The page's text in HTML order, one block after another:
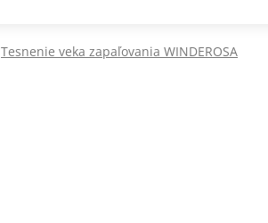
Tesnenie veka zapaľovania WINDEROSA